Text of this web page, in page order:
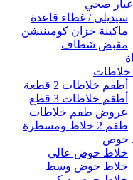
صحي
سيديلى / غطاء قاعدة
ماكينة خزان كومبنيشن
مقبض شطاف
أطقم خلاطات 2 قطعة
أطقم خلاطات 3 قطع
عروض طقم خلاطات
طقم 2 خلاط ومسطرة
حوض
خلاط حوض عالي
خلاط حوض وسط